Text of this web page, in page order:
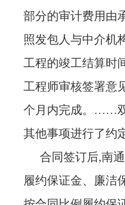
部分的审计费用由
照发包人与中介机
工程的竣工结算时
工程师审核签署意
个月内完成。……
其他事项进行了约
合同签订后,南
履约保证金、廉洁